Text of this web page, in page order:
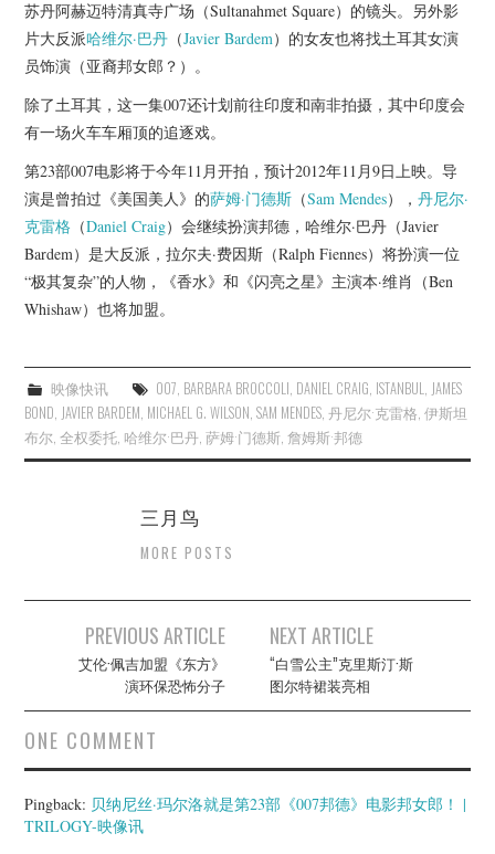
苏丹阿赫迈特清真寺广场（Sultanahmet Square）的镜头。另外影
片大反派哈维尔·巴丹 （Javier Bardem）的女友也将找土耳其女演
员饰演（亚裔邦女郎？）。
除了土耳其，这一集007还计划前往印度和南非拍摄，其中印度会
有一场火车车厢顶的追逐戏。
第23部007电影将于今年11月开拍，预计2012年11月9日上映。导
演是曾拍过《美国美人》的萨姆·门德斯 （Sam Mendes），丹尼尔·
克雷格 （Daniel Craig）会继续扮演邦德，哈维尔·巴丹（Javier
Bardem）是大反派，拉尔夫·费因斯（Ralph Fiennes）将扮演一位
“极其复杂”的人物，《香水》和《闪亮之星》主演本·维肖（Ben
Whishaw）也将加盟。
映像快讯 007 BARBARA BROCCOLI DANIEL CRAIG ISTANBUL JAMES
BOND JAVIER BARDEM MICHAEL G. WILSON ,SAM MENDES ,丹尼尔·克雷格 ,伊斯坦
布尔 ,全权委托 哈维尔·巴丹 ,萨姆·门德斯 ,詹姆斯·邦德
三月鸟
MORE POSTS
navigation
PREVIOUS ARTICLE
艾伦·佩吉加盟《东方》
演环保恐怖分子
NEXT ARTICLE
“白雪公主”克里斯汀·斯
图尔特裙装亮相
ONE COMMENT
Pingback: 贝纳尼丝·玛尔洛就是第23部《007邦德》电影邦女郎！ |
TRILOGY-映像讯